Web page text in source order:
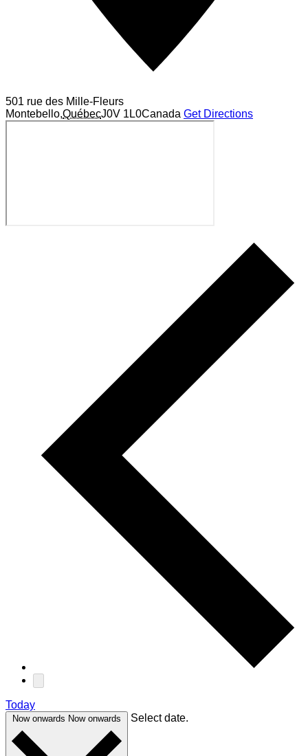
501 rue des Mille-Fleurs
Montebello,QuébecJ0V 1L0Canada Get Directions
Today
Now onwards Now onwards Select date.